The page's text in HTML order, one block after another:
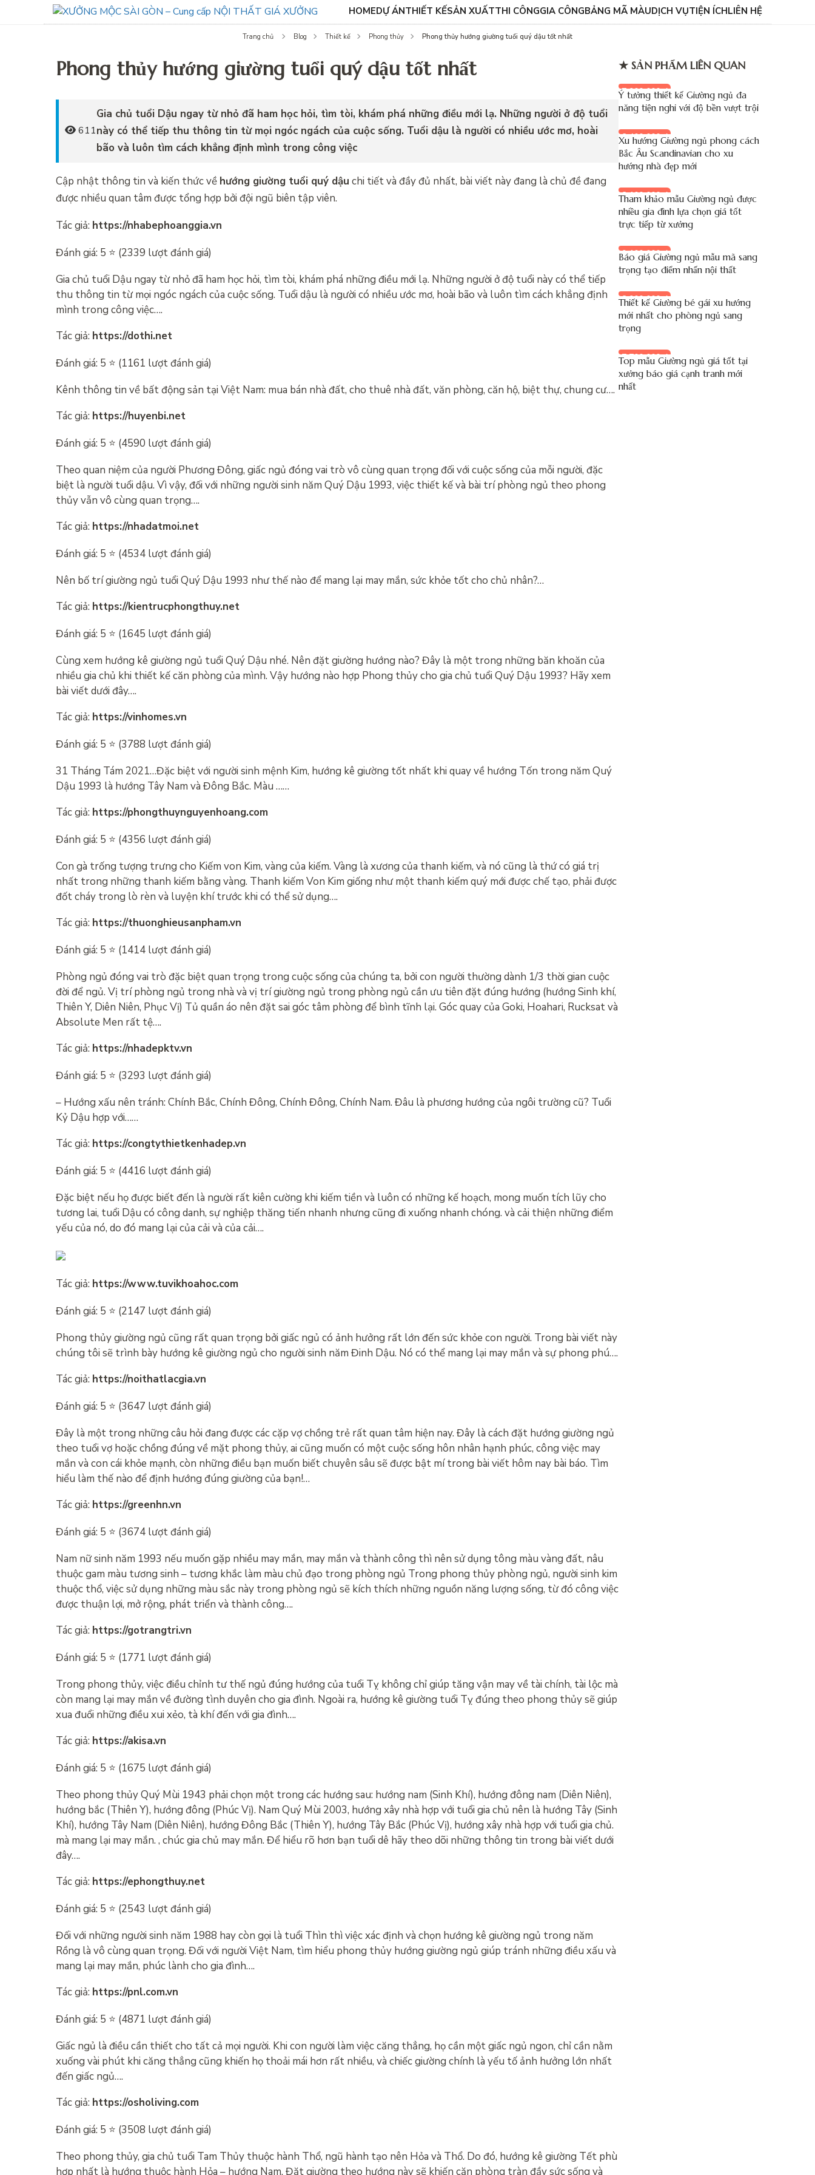
HOMEDỰ ÁNTHIẾT KẾSẢN XUẤTTHI CÔNGGIA CÔNGBẢNG MÃ MÀUDỊCH VỤTIỆN ÍCHLIÊN HỆ
Trang chủ Blog Thiết kế Phong thủy Phong thủy hướng giường tuổi quý dậu tốt nhất
Phong thủy hướng giường tuổi quý dậu tốt nhất
611
Gia chủ tuổi Dậu ngay từ nhỏ đã ham học hỏi, tìm tòi, khám phá những điều mới lạ. Những người ở độ tuổi
này có thể tiếp thu thông tin từ mọi ngóc ngách của cuộc sống. Tuổi dậu là người có nhiều ước mơ, hoài
bão và luôn tìm cách khẳng định mình trong công việc
Cập nhật thông tin và kiến thức về hướng giường tuổi quý dậu chi tiết và đầy đủ nhất, bài viết này đang là chủ đề đang
được nhiều quan tâm được tổng hợp bởi đội ngũ biên tập viên.
Tác giả: https://nhabephoanggia.vn
Đánh giá: 5 ⭐ (2339 lượt đánh giá)
Gia chủ tuổi Dậu ngay từ nhỏ đã ham học hỏi, tìm tòi, khám phá những điều mới lạ. Những người ở độ tuổi này có thể tiếp
thu thông tin từ mọi ngóc ngách của cuộc sống. Tuổi dậu là người có nhiều ước mơ, hoài bão và luôn tìm cách khẳng định
mình trong công việc….
Tác giả: https://dothi.net
Đánh giá: 5 ⭐ (1161 lượt đánh giá)
Kênh thông tin về bất động sản tại Việt Nam: mua bán nhà đất, cho thuê nhà đất, văn phòng, căn hộ, biệt thự, chung cư….
Tác giả: https://huyenbi.net
Đánh giá: 5 ⭐ (4590 lượt đánh giá)
Theo quan niệm của người Phương Đông, giấc ngủ đóng vai trò vô cùng quan trọng đối với cuộc sống của mỗi người, đặc
biệt là người tuổi dậu. Vì vậy, đối với những người sinh năm Quý Dậu 1993, việc thiết kế và bài trí phòng ngủ theo phong
thủy vẫn vô cùng quan trọng….
Tác giả: https://nhadatmoi.net
Đánh giá: 5 ⭐ (4534 lượt đánh giá)
Nên bố trí giường ngủ tuổi Quý Dậu 1993 như thế nào để mang lại may mắn, sức khỏe tốt cho chủ nhân?…
Tác giả: https://kientrucphongthuy.net
Đánh giá: 5 ⭐ (1645 lượt đánh giá)
Cùng xem hướng kê giường ngủ tuổi Quý Dậu nhé. Nên đặt giường hướng nào? Đây là một trong những băn khoăn của
nhiều gia chủ khi thiết kế căn phòng của mình. Vậy hướng nào hợp Phong thủy cho gia chủ tuổi Quý Dậu 1993? Hãy xem
bài viết dưới đây….
Tác giả: https://vinhomes.vn
Đánh giá: 5 ⭐ (3788 lượt đánh giá)
31 Tháng Tám 2021…Đặc biệt với người sinh mệnh Kim, hướng kê giường tốt nhất khi quay về hướng Tốn trong năm Quý
Dậu 1993 là hướng Tây Nam và Đông Bắc. Màu ……
Tác giả: https://phongthuynguyenhoang.com
Đánh giá: 5 ⭐ (4356 lượt đánh giá)
Con gà trống tượng trưng cho Kiếm von Kim, vàng của kiếm. Vàng là xương của thanh kiếm, và nó cũng là thứ có giá trị
nhất trong những thanh kiếm bằng vàng. Thanh kiếm Von Kim giống như một thanh kiếm quý mới được chế tạo, phải được
đốt cháy trong lò rèn và luyện khí trước khi có thể sử dụng….
Tác giả: https://thuonghieusanpham.vn
Đánh giá: 5 ⭐ (1414 lượt đánh giá)
Phòng ngủ đóng vai trò đặc biệt quan trọng trong cuộc sống của chúng ta, bởi con người thường dành 1/3 thời gian cuộc
đời để ngủ. Vị trí phòng ngủ trong nhà và vị trí giường ngủ trong phòng ngủ cần ưu tiên đặt đúng hướng (hướng Sinh khí,
Thiên Y, Diên Niên, Phục Vị) Tủ quần áo nên đặt sai góc tâm phòng để bình tĩnh lại. Góc quay của Goki, Hoahari, Rucksat và
Absolute Men rất tệ….
Tác giả: https://nhadepktv.vn
Đánh giá: 5 ⭐ (3293 lượt đánh giá)
– Hướng xấu nên tránh: Chính Bắc, Chính Đông, Chính Đông, Chính Nam. Đâu là phương hướng của ngôi trường cũ? Tuổi
Kỷ Dậu hợp với……
Tác giả: https://congtythietkenhadep.vn
Đánh giá: 5 ⭐ (4416 lượt đánh giá)
Đặc biệt nếu họ được biết đến là người rất kiên cường khi kiếm tiền và luôn có những kế hoạch, mong muốn tích lũy cho
tương lai, tuổi Dậu có công danh, sự nghiệp thăng tiến nhanh nhưng cũng đi xuống nhanh chóng. và cải thiện những điểm
yếu của nó, do đó mang lại của cải và của cải….
Tác giả: https://www.tuvikhoahoc.com
Đánh giá: 5 ⭐ (2147 lượt đánh giá)
Phong thủy giường ngủ cũng rất quan trọng bởi giấc ngủ có ảnh hưởng rất lớn đến sức khỏe con người. Trong bài viết này
chúng tôi sẽ trình bày hướng kê giường ngủ cho người sinh năm Đinh Dậu. Nó có thể mang lại may mắn và sự phong phú….
Tác giả: https://noithatlacgia.vn
Đánh giá: 5 ⭐ (3647 lượt đánh giá)
Đây là một trong những câu hỏi đang được các cặp vợ chồng trẻ rất quan tâm hiện nay. Đây là cách đặt hướng giường ngủ
theo tuổi vợ hoặc chồng đúng về mặt phong thủy, ai cũng muốn có một cuộc sống hôn nhân hạnh phúc, công việc may
mắn và con cái khỏe mạnh, còn những điều bạn muốn biết chuyên sâu sẽ được bật mí trong bài viết hôm nay bài báo. Tìm
hiểu làm thế nào để định hướng đúng giường của bạn!…
Tác giả: https://greenhn.vn
Đánh giá: 5 ⭐ (3674 lượt đánh giá)
Nam nữ sinh năm 1993 nếu muốn gặp nhiều may mắn, may mắn và thành công thì nên sử dụng tông màu vàng đất, nâu
thuộc gam màu tương sinh – tương khắc làm màu chủ đạo trong phòng ngủ Trong phong thủy phòng ngủ, người sinh kim
thuộc thổ, việc sử dụng những màu sắc này trong phòng ngủ sẽ kích thích những nguồn năng lượng sống, từ đó công việc
được thuận lợi, mở rộng, phát triển và thành công….
Tác giả: https://gotrangtri.vn
Đánh giá: 5 ⭐ (1771 lượt đánh giá)
Trong phong thủy, việc điều chỉnh tư thế ngủ đúng hướng của tuổi Tỵ không chỉ giúp tăng vận may về tài chính, tài lộc mà
còn mang lại may mắn về đường tình duyên cho gia đình. Ngoài ra, hướng kê giường tuổi Tỵ đúng theo phong thủy sẽ giúp
xua đuổi những điều xui xẻo, tà khí đến với gia đình….
Tác giả: https://akisa.vn
Đánh giá: 5 ⭐ (1675 lượt đánh giá)
Theo phong thủy Quý Mùi 1943 phải chọn một trong các hướng sau: hướng nam (Sinh Khí), hướng đông nam (Diên Niên),
hướng bắc (Thiên Y), hướng đông (Phúc Vị). Nam Quý Mùi 2003, hướng xây nhà hợp với tuổi gia chủ nên là hướng Tây (Sinh
Khí), hướng Tây Nam (Diên Niên), hướng Đông Bắc (Thiên Y), hướng Tây Bắc (Phúc Vị), hướng xây nhà hợp với tuổi gia chủ.
mà mang lại may mắn. , chúc gia chủ may mắn. Để hiểu rõ hơn bạn tuổi dê hãy theo dõi những thông tin trong bài viết dưới
đây….
Tác giả: https://ephongthuy.net
Đánh giá: 5 ⭐ (2543 lượt đánh giá)
Đối với những người sinh năm 1988 hay còn gọi là tuổi Thìn thì việc xác định và chọn hướng kê giường ngủ trong năm
Rồng là vô cùng quan trọng. Đối với người Việt Nam, tìm hiểu phong thủy hướng giường ngủ giúp tránh những điều xấu và
mang lại may mắn, phúc lành cho gia đình….
Tác giả: https://pnl.com.vn
Đánh giá: 5 ⭐ (4871 lượt đánh giá)
Giấc ngủ là điều cần thiết cho tất cả mọi người. Khi con người làm việc căng thẳng, họ cần một giấc ngủ ngon, chỉ cần nằm
xuống vài phút khi căng thẳng cũng khiến họ thoải mái hơn rất nhiều, và chiếc giường chính là yếu tố ảnh hưởng lớn nhất
đến giấc ngủ….
Tác giả: https://osholiving.com
Đánh giá: 5 ⭐ (3508 lượt đánh giá)
Theo phong thủy, gia chủ tuổi Tam Thủy thuộc hành Thổ, ngũ hành tạo nên Hỏa và Thổ. Do đó, hướng kê giường Tết phù
hợp nhất là hướng thuộc hành Hỏa – ​​hướng Nam. Đặt giường theo hướng này sẽ khiến căn phòng tràn đầy sức sống và
★ SẢN PHẨM LIÊN QUAN
7.900.000 đ
Ý tưởng thiết kế Giường ngủ đa
năng tiện nghi với độ bền vượt trội
8.400.000 đ
Xu hướng Giường ngủ phong cách
Bắc Âu Scandinavian cho xu
hướng nhà đẹp mới
8.100.000 đ
Tham khảo mẫu Giường ngủ được
nhiều gia đình lựa chọn giá tốt
trực tiếp từ xưởng
9.100.000 đ
Báo giá Giường ngủ mẫu mã sang
trọng tạo điểm nhấn nội thất
8.900.000 đ
Thiết kế Giường bé gái xu hướng
mới nhất cho phòng ngủ sang
trọng
7.700.000 đ
Top mẫu Giường ngủ giá tốt tại
xưởng báo giá cạnh tranh mới
nhất